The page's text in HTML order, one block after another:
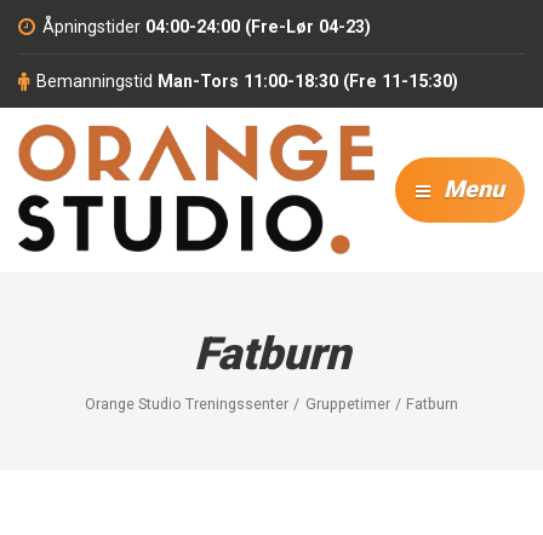
Åpningstider 04:00-24:00 (Fre-Lør 04-23)
Bemanningstid Man-Tors 11:00-18:30 (Fre 11-15:30)
Menu
Fatburn
Orange Studio Treningssenter Gruppetimer Fatburn